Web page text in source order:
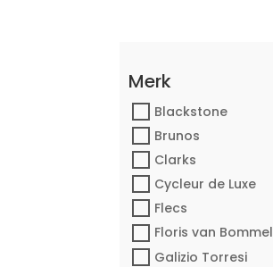
Merk
Blackstone
Brunos
Clarks
Cycleur de Luxe
Flecs
Floris van Bommel
Galizio Torresi